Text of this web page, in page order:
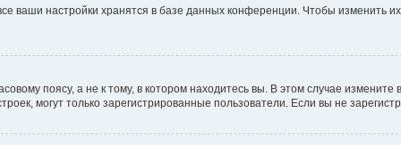
ваши настройки хранятся в базе данных конференции. Чтобы изменить
поясу, а не к тому, в котором находитесь вы. В этом случае измените
могут только зарегистрированные пользователи. Если вы не